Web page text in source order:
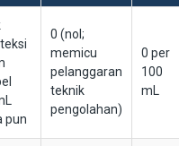
pun
0 (nol;
memicu
pelanggaran
teknik
pengolahan)
0 per
100
mL